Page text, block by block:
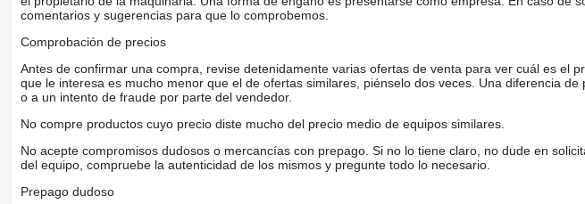
comentarios y sugerencias para que lo comprobemos.
Comprobación de precios
Antes de confirmar una compra, revise detenidamente varias ofertas de venta para ver cuál es el
que le interesa es mucho menor que el de ofertas similares, piénselo dos veces. Una diferencia
o a un intento de fraude por parte del vendedor.
No compre productos cuyo precio diste mucho del precio medio de equipos similares.
No acepte compromisos dudosos o mercancías con prepago. Si no lo tiene claro, no dude en
del equipo, compruebe la autenticidad de los mismos y pregunte todo lo necesario.
Prepago dudoso